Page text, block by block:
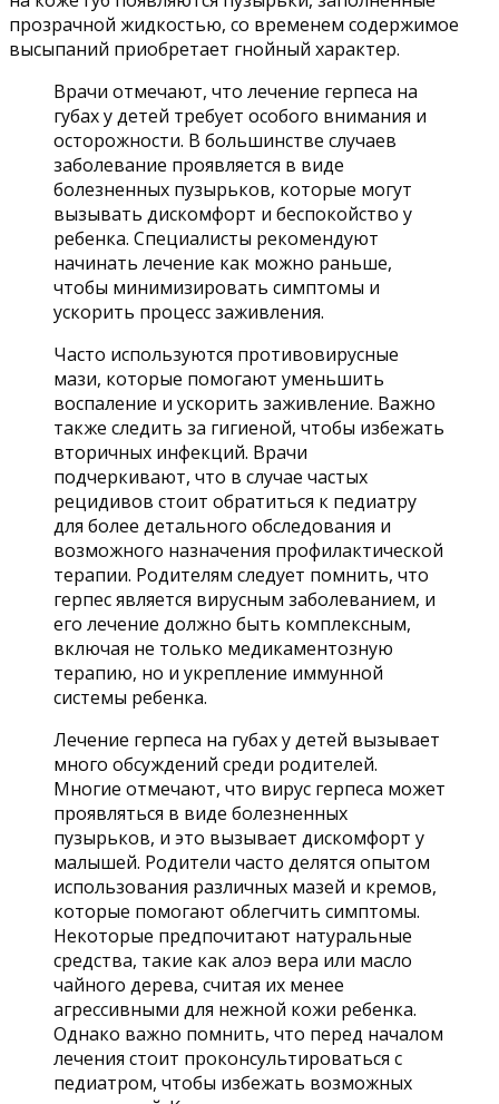
прозрачной жидкостью, со временем содержимое
высыпаний приобретает гнойный характер.
Врачи отмечают, что лечение герпеса на
губах у детей требует особого внимания и
осторожности. В большинстве случаев
заболевание проявляется в виде
болезненных пузырьков, которые могут
вызывать дискомфорт и беспокойство у
ребенка. Специалисты рекомендуют
начинать лечение как можно раньше,
чтобы минимизировать симптомы и
ускорить процесс заживления.
Часто используются противовирусные
мази, которые помогают уменьшить
воспаление и ускорить заживление. Важно
также следить за гигиеной, чтобы избежать
вторичных инфекций. Врачи
подчеркивают, что в случае частых
рецидивов стоит обратиться к педиатру
для более детального обследования и
возможного назначения профилактической
терапии. Родителям следует помнить, что
герпес является вирусным заболеванием, и
его лечение должно быть комплексным,
включая не только медикаментозную
терапию, но и укрепление иммунной
системы ребенка.
Лечение герпеса на губах у детей вызывает
много обсуждений среди родителей.
Многие отмечают, что вирус герпеса может
проявляться в виде болезненных
пузырьков, и это вызывает дискомфорт у
малышей. Родители часто делятся опытом
использования различных мазей и кремов,
которые помогают облегчить симптомы.
Некоторые предпочитают натуральные
средства, такие как алоэ вера или масло
чайного дерева, считая их менее
агрессивными для нежной кожи ребенка.
Однако важно помнить, что перед началом
лечения стоит проконсультироваться с
педиатром, чтобы избежать возможных